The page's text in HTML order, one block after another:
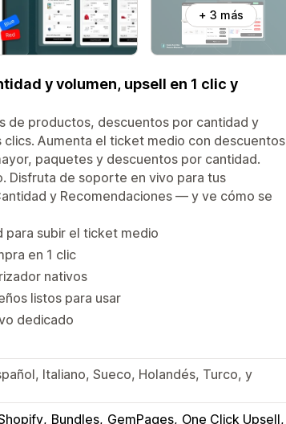
+ 3 más
y volumen, upsell en 1 clic y
de productos, descuentos por cantidad y
Aumenta el ticket medio con descuentos
paquetes y descuentos por cantidad.
Disfruta de soporte en vivo para tus
y Recomendaciones — y ve cómo se
subir el ticket medio
en 1 clic
nativos
listos para usar
dedicado
Italiano, Sueco, Holandés, Turco, y
Bundles GemPages One Click Upsell